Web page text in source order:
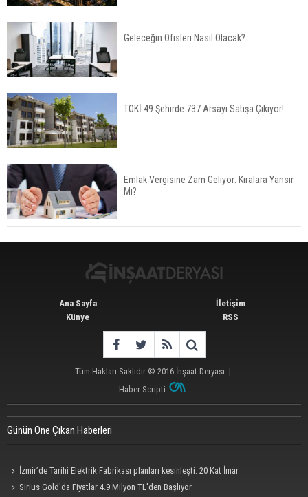
Kalyon İnşaat BAE'nin İlk Yüksek Hızlı Demiryolu
Hattını İnşa Ediyor
ABD'de Konut Kredisi Faizi Son Bir Yılın En
Yüksek Seviyesinde
TOKİ 51 İlde 540 Konut ve İş Yerini Satışa
Sunuyor
Geleceğin Ofisleri Nasıl Olacak?
TOKİ 49 Şehirde 737 Arsayı Satışa Çıkıyor!
Emlak Vergisine Zam Geliyor: Kiralara Yansır
Mı?
Ana Sayfa
Künye
İletişim
RSS
Tüm Hakları Saklıdır © 2016 İnşaat Deryası |
Haber Scripti
Günün Öne Çıkan Haberleri
İzmir’de Tarihi Elektrik Fabrikası planları kesinleşti: 20 Kat İmar
Sirius Gold'da Fiyatlar 4.9 Milyon TL'den Başlıyor